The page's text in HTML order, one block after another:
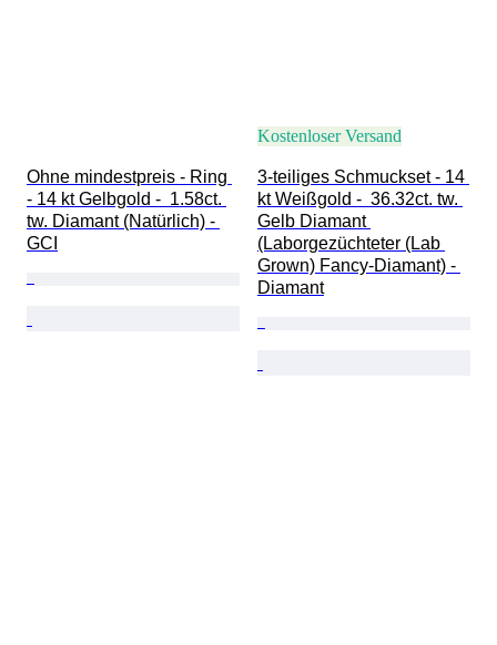
Ohne mindestpreis - Ring
- 14 kt Gelbgold -  1.58ct.
tw. Diamant (Natürlich) -
GCI
Kostenloser Versand
3-teiliges Schmuckset - 14
kt Weißgold -  36.32ct. tw.
Gelb Diamant
(Laborgezüchteter (Lab
Grown) Fancy-Diamant) -
Diamant